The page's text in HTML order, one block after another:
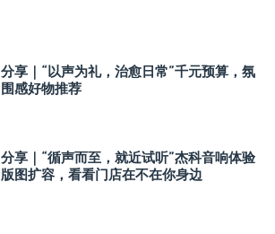
分享｜“以声为礼，治愈日常”千元预算，氛
围感好物推荐
分享｜“循声而至，就近试听”杰科音响体验
版图扩容，看看门店在不在你身边